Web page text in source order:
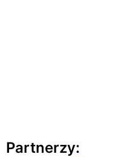
Partnerzy: